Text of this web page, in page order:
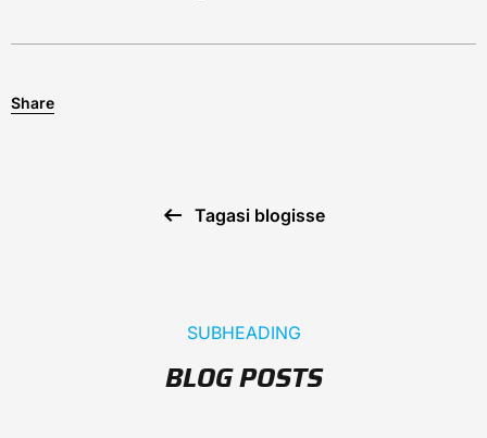
Share
Tagasi blogisse
SUBHEADING
BLOG POSTS